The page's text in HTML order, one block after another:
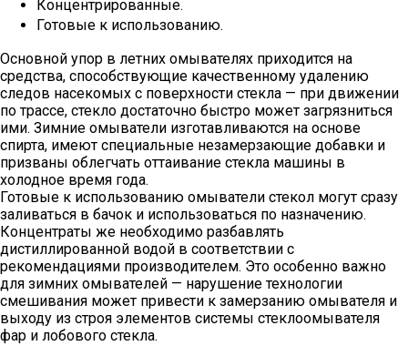
Концентрированные.
Готовые к использованию.
Основной упор в летних омывателях приходится на
средства, способствующие качественному удалению
следов насекомых с поверхности стекла — при движении
по трассе, стекло достаточно быстро может загрязниться
ими. Зимние омыватели изготавливаются на основе
спирта, имеют специальные незамерзающие добавки и
призваны облегчать оттаивание стекла машины в
холодное время года.
Готовые к использованию омыватели стекол могут сразу
заливаться в бачок и использоваться по назначению.
Концентраты же необходимо разбавлять
дистиллированной водой в соответствии с
рекомендациями производителем. Это особенно важно
для зимних омывателей — нарушение технологии
смешивания может привести к замерзанию омывателя и
выходу из строя элементов системы стеклоомывателя
фар и лобового стекла.